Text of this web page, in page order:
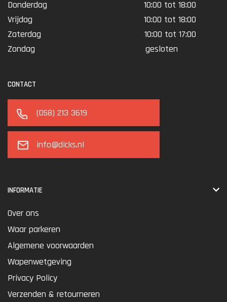
Donderdag
10:00 tot 18:00
Vrijdag
10:00 tot 18:00
Zaterdag
10:00 tot 17:00
Zondag
gesloten
CONTACT
(058) 213 3619
info@dicks.nl
INFORMATIE
Over ons
Waar parkeren
Algemene voorwaarden
Wapenwetgeving
Privacy Policy
Verzenden & retourneren